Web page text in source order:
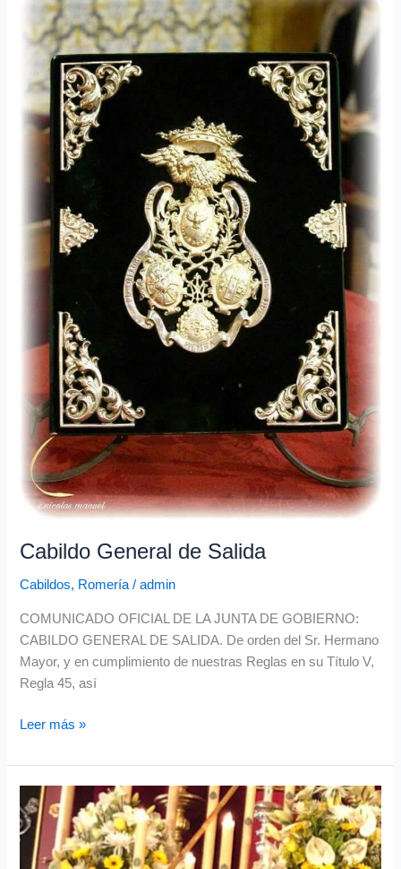
Cabildo General de Salida
Cabildos, Romería/admin
COMUNICADO OFICIAL DE LA JUNTA DE GOBIERNO:
CABILDO GENERAL DE SALIDA. De orden del Sr. Hermano
Mayor, y en cumplimiento de nuestras Reglas en su Título V,
Regla 45, así
General
Salida
Leer más »
N.H.D.
Jesús
Canela
es